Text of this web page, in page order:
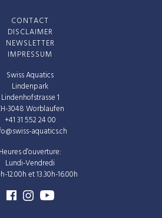
Swiss Aquatics
Lindenpark
Lindenhofstrasse 1
3048 Worblaufen
+41 31 552 24 00
aquatics.ch
Heures d’ouverture:
Lundi-Vendredi
12.00h et 13.30h-16.00h
CONTACT
DISCLAIMER
NEWSLETTER
IMPRESSUM